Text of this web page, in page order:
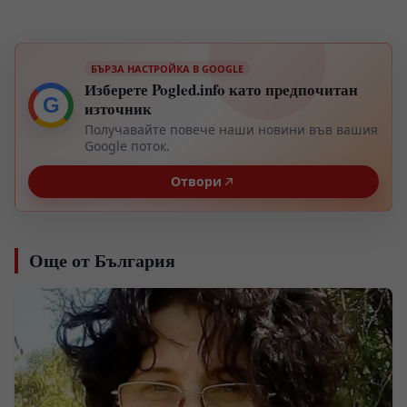
G
БЪРЗА НАСТРОЙКА В GOOGLE
Изберете Pogled.info като предпочитан
източник
Получавайте повече наши новини във вашия
Google поток.
Отвори
Още от България